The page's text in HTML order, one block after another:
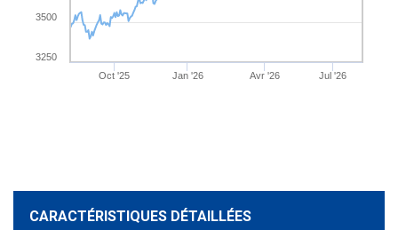
Jan '26 Jul '26
Oct '25 Avr '26
3250
3500
CARACTÉRISTIQUES DÉTAILLÉES